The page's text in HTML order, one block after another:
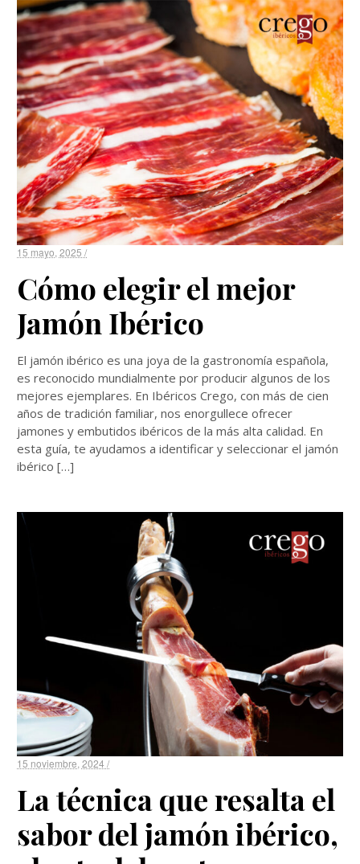
15 mayo, 2025 /
Cómo elegir el mejor
Jamón Ibérico
El jamón ibérico es una joya de la gastronomía española,
es reconocido mundialmente por producir algunos de los
mejores ejemplares. En Ibéricos Crego, con más de cien
años de tradición familiar, nos enorgullece ofrecer
jamones y embutidos ibéricos de la más alta calidad. En
esta guía, te ayudamos a identificar y seleccionar el jamón
ibérico […]
15 noviembre, 2024 /
La técnica que resalta el
sabor del jamón ibérico,